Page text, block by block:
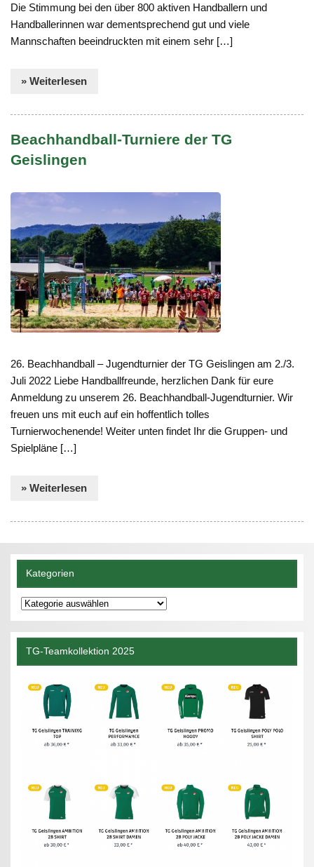
Die Stimmung bei den über 800 aktiven Handballern und
Handballerinnen war dementsprechend gut und viele
Mannschaften beeindruckten mit einem sehr […]
» Weiterlesen
Beachhandball-Turniere der TG
Geislingen
26. Beachhandball – Jugendturnier der TG Geislingen am 2./3.
Juli 2022 Liebe Handballfreunde, herzlichen Dank für eure
Anmeldung zu unserem 26. Beachhandball-Jugendturnier. Wir
freuen uns mit euch auf ein hoffentlich tolles
Turnierwochenende! Weiter unten findet Ihr die Gruppen- und
Spielpläne […]
» Weiterlesen
Kategorien
Kategorien
TG-Teamkollektion 2025